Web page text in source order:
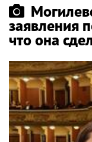
заявления
что она